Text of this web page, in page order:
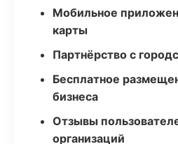
Мобильное
карты
Партнёрство с
Бесплатное
бизнеса
Отзывы
организаций